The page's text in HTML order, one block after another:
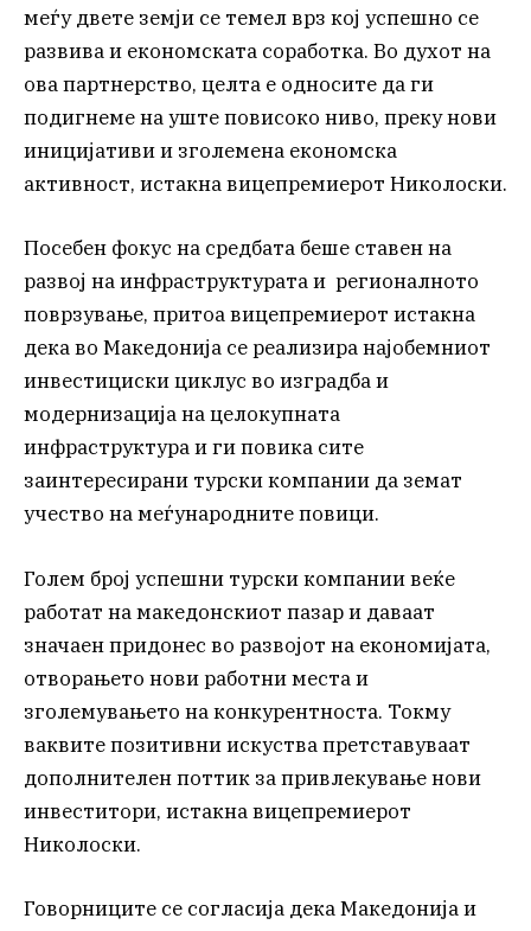
меѓу двете земји се темел врз кој успешно се
развива и економската соработка. Во духот на
ова партнерство, целта е односите да ги
подигнеме на уште повисоко ниво, преку нови
иницијативи и зголемена економска
активност, истакна вицепремиерот Николоски.
Посебен фокус на средбата беше ставен на
развој на инфраструктурата и регионалното
поврзување, притоа вицепремиерот истакна
дека во Македонија се реализира најобемниот
инвестициски циклус во изградба и
модернизација на целокупната
инфраструктура и ги повика сите
заинтересирани турски компании да земат
учество на меѓународните повици.
Голем број успешни турски компании веќе
работат на македонскиот пазар и даваат
значаен придонес во развојот на економијата,
отворањето нови работни места и
зголемувањето на конкурентноста. Токму
ваквите позитивни искуства претставуваат
дополнителен поттик за привлекување нови
инвеститори, истакна вицепремиерот
Николоски.
Говорниците се согласија дека Македонија и